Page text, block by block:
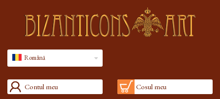
Română
Contul meu Cosul meu